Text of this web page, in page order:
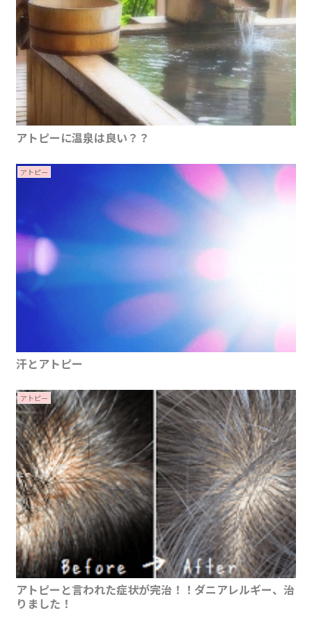
アトピーに温泉は良い？？
アトピー
汗とアトピー
アトピー
アトピーと言われた症状が完治！！ダニアレルギー、治
りました！